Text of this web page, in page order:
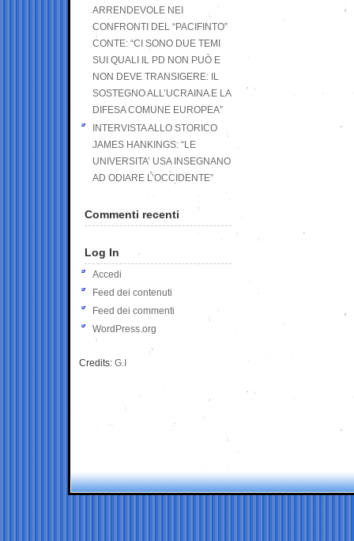
ARRENDEVOLE NEI
CONFRONTI DEL “PACIFINTO”
CONTE: “CI SONO DUE TEMI
SUI QUALI IL PD NON PUÒ E
NON DEVE TRANSIGERE: IL
SOSTEGNO ALL’UCRAINA E LA
DIFESA COMUNE EUROPEA”
INTERVISTA ALLO STORICO
JAMES HANKINGS: “LE
UNIVERSITA’ USA INSEGNANO
AD ODIARE L’OCCIDENTE”
Commenti recenti
Log In
Accedi
Feed dei contenuti
Feed dei commenti
WordPress.org
Credits: G.I